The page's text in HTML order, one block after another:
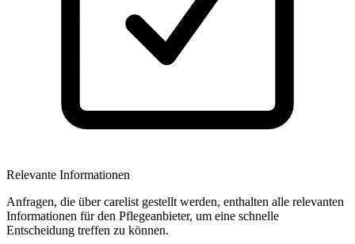
Relevante Informationen
Anfragen, die über carelist gestellt werden, enthalten alle relevanten
Informationen für den Pflegeanbieter, um eine schnelle
Entscheidung treffen zu können.